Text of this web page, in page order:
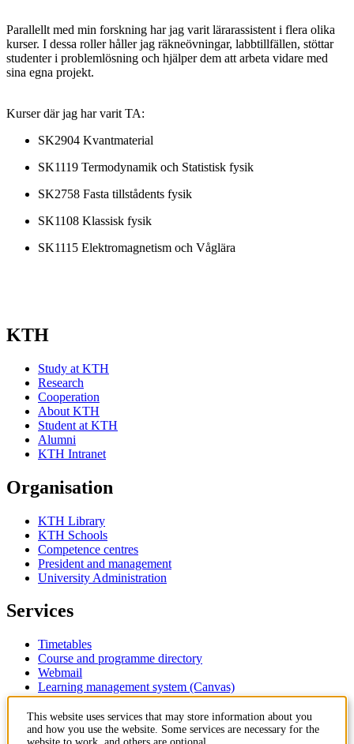
Parallellt med min forskning har jag varit lärarassistent i flera olika
kurser. I dessa roller håller jag räkneövningar, labbtillfällen, stöttar
studenter i problemlösning och hjälper dem att arbeta vidare med
sina egna projekt.
Kurser där jag har varit TA:
SK2904 Kvantmaterial
SK1119 Termodynamik och Statistisk fysik
SK2758 Fasta tillstådents fysik
SK1108 Klassisk fysik
SK1115 Elektromagnetism och Våglära
KTH
Study at KTH
Research
Cooperation
About KTH
Student at KTH
Alumni
KTH Intranet
Organisation
KTH Library
KTH Schools
Competence centres
President and management
University Administration
Services
Timetables
Course and programme directory
Webmail
Learning management system (Canvas)
Contact
This website uses services that may store information about you
and how you use the website. Some services are necessary for the